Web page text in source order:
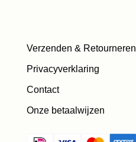
Verzenden & Retourneren
Privacyverklaring
Contact
Onze betaalwijzen